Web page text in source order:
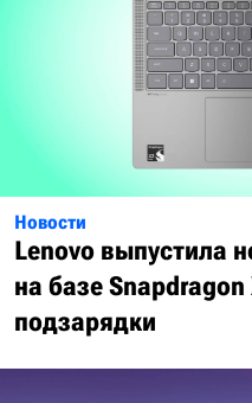
Новости
Lenovo выпустила
на базе Snapdragon
подзарядки